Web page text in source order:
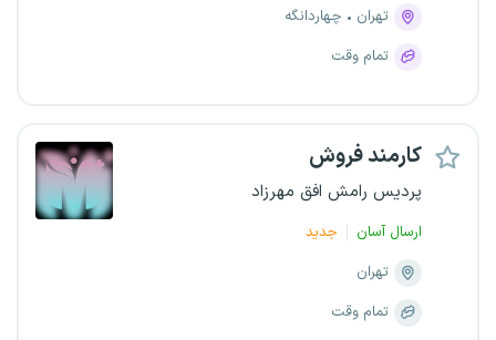
تهران
چهاردانگه
تمام وقت
کارمند فروش
پردیس رامش افق مهرزاد
ارسال آسان
جدید
تهران
تمام وقت